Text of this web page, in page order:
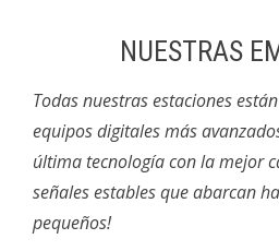
NUESTRAS
Todas nuestras estaciones
equipos digitales más
última tecnología con la mejor
señales estables que abarcan
pequeños!